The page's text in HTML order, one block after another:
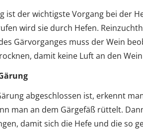
ist der wichtigste Vorgang bei der
wird sie durch Hefen.
Gärvorganges muss der Wein
damit keine Luft an den
abgeschlossen ist, erkennt
man an dem Gärgefäß rüttelt.
damit sich die Hefe und die so